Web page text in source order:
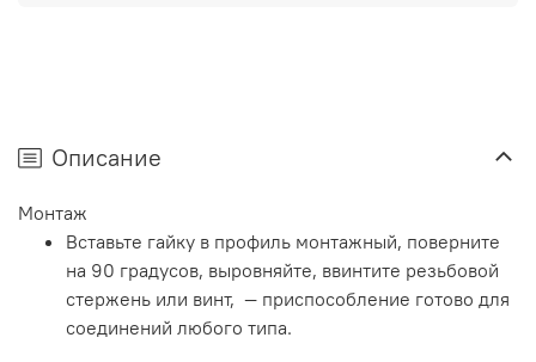
Описание
Монтаж
Вставьте гайку в профиль монтажный, поверните
на 90 градусов, выровняйте, ввинтите резьбовой
стержень или винт, — приспособление готово для
соединений любого типа.